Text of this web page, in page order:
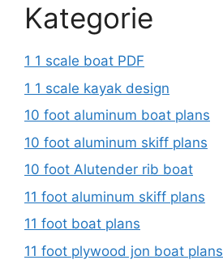
Kategorie
1 1 scale boat PDF
1 1 scale kayak design
10 foot aluminum boat plans
10 foot aluminum skiff plans
10 foot Alutender rib boat
11 foot aluminum skiff plans
11 foot boat plans
11 foot plywood jon boat plans